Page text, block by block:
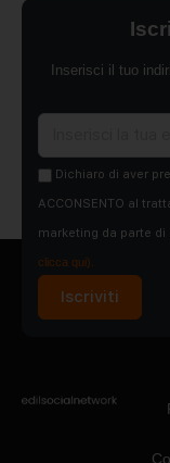
Inserisci il tuo
Dichiaro di aver
ACCONSENTO al
marketing da parte
clicca qui).
Iscriviti